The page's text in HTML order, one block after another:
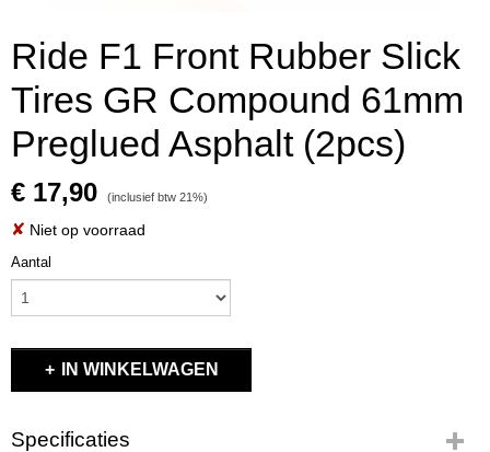
Ride F1 Front Rubber Slick
Tires GR Compound 61mm
Preglued Asphalt (2pcs)
€ 17,90 (inclusief btw 21%)
✘ Niet op voorraad
Aantal
IN WINKELWAGEN
Specificaties